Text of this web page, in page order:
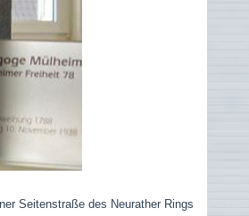
Seitenstraße des Neurather Rings